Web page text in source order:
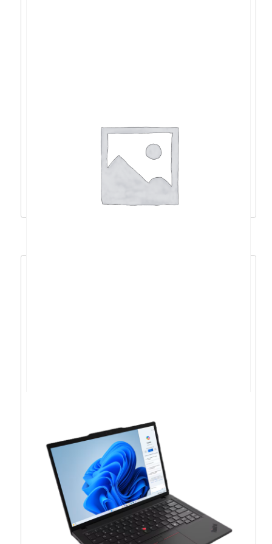
Acer Nitro 16 R9-
8945HS/32GB/1TB/RTX4070/16″/DOS –
NH.QSLEX.008
2.237,63€ 2.013,86
Dodaj u košaricu
ASUS BM1503 R5-
7535U/16GB/512GB/15.6″/noOS –
90NX0821-M002R0
716,63€ 644,96€
Dodaj u košaricu